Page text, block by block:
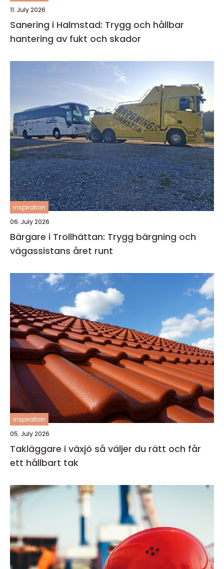
11. July 2026
Sanering i Halmstad: Trygg och hållbar
hantering av fukt och skador
inspiration
06. July 2026
Bärgare i Trollhättan: Trygg bärgning och
vägassistans året runt
inspiration
05. July 2026
Takläggare i växjö så väljer du rätt och får
ett hållbart tak